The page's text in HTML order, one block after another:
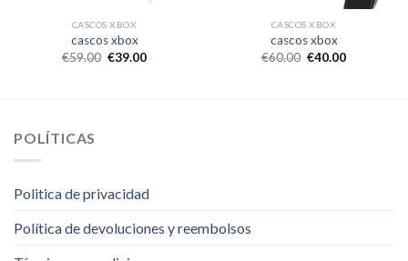
CASCOS XBOX
cascos xbox
€59.00 €39.00
CASCOS XBOX
cascos xbox
€60.00 €40.00
POLÍTICAS
Politica de privacidad
Política de devoluciones y reembolsos